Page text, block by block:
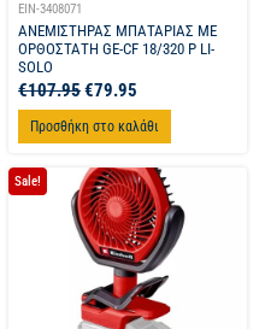
EIN-3408071
ΑΝΕΜΙΣΤΗΡΑΣ ΜΠΑΤΑΡΙΑΣ ΜΕ
ΟΡΘΟΣΤΑΤΗ GE-CF 18/320 P LI-
SOLO
€107.95€79.95
Προσθήκη στο καλάθι
Sale!